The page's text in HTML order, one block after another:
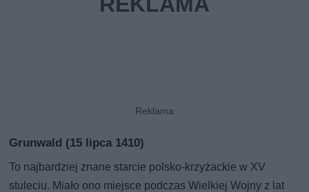
Grunwald (15 lipca 1410)
To najbardziej znane starcie polsko-krzyżackie w XV
stuleciu. Miało ono miejsce podczas Wielkiej Wojny z lat